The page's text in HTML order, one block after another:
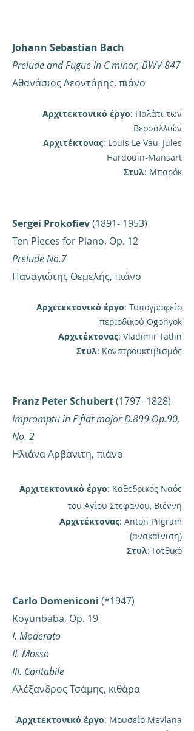
Johann Sebastian Bach
Prelude and Fugue in C minor, BWV 847
Αθανάσιος Λεοντάρης, πιάνο
Αρχιτεκτονικό έργο: Παλάτι των
Βερσαλλιών
Αρχιτέκτονας: Louis Le Vau, Jules
Hardouin-Mansart
Στυλ: Μπαρόκ
Sergei Prokofiev(1891- 1953)
Ten Pieces for Piano, Op. 12
Prelude No.7
Παναγιώτης Θεμελής, πιάνο​
Αρχιτεκτονικό έργο: Τυπογραφείο
περιοδικού Ogonyok
Αρχιτέκτονας: Vladimir Tatlin
Στυλ: Κονστρουκτιβισμός
Franz Peter Schubert(1797- 1828)
Impromptu in E flat major D.899 Op.90,
No. 2
Ηλιάνα Αρβανίτη, πιάνο
Αρχιτεκτονικό έργο: Καθεδρικός Ναός
του Αγίου Στεφάνου, Βιέννη
Αρχιτέκτονας: Anton Pilgram
(ανακαίνιση)
Στυλ: Γοτθικό
Carlo Domeniconi (*1947)
Koyunbaba, Op. 19
I. Moderato
II. Mosso
III. Cantabile
Αλέξανδρος Τσάμης, κιθάρα
Αρχιτεκτονικό έργο: Μουσείο Mevlana